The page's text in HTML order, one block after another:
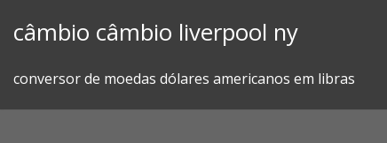
câmbio câmbio liverpool ny
conversor de moedas dólares americanos em libras